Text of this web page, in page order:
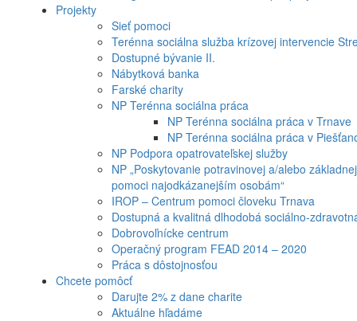
Projekty
Sieť pomoci
Terénna sociálna služba krízovej intervencie
Dostupné bývanie II.
Nábytková banka
Farské charity
NP Terénna sociálna práca
NP Terénna sociálna práca v Trnave
NP Terénna sociálna práca v
NP Podpora opatrovateľskej služby
NP „Poskytovanie potravinovej a/alebo
pomoci najodkázanejším osobám“
IROP – Centrum pomoci človeku Trnava
Dostupná a kvalitná dlhodobá sociálno-
Dobrovoľnícke centrum
Operačný program FEAD 2014 – 2020
Práca s dôstojnosťou
Chcete pomôcť
Darujte 2% z dane charite
Aktuálne hľadáme